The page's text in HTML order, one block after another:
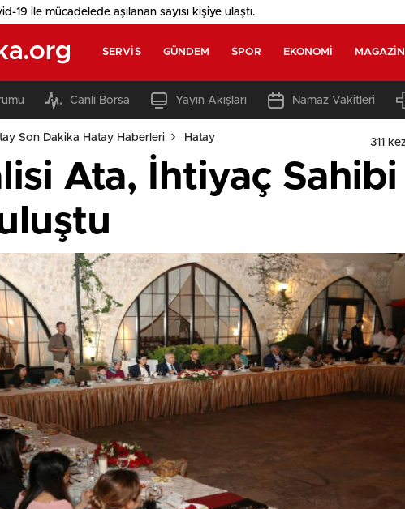
ile mücadelede aşılanan sayısı kişiye ulaştı.
SERVIS GÜNDEM SPOR EKONOMI MAGAZIN
Canlı Borsa Yayın Akışları Namaz Vakitleri
Son Dakika Hatay Haberleri Hatay 311
Ata, İhtiyaç